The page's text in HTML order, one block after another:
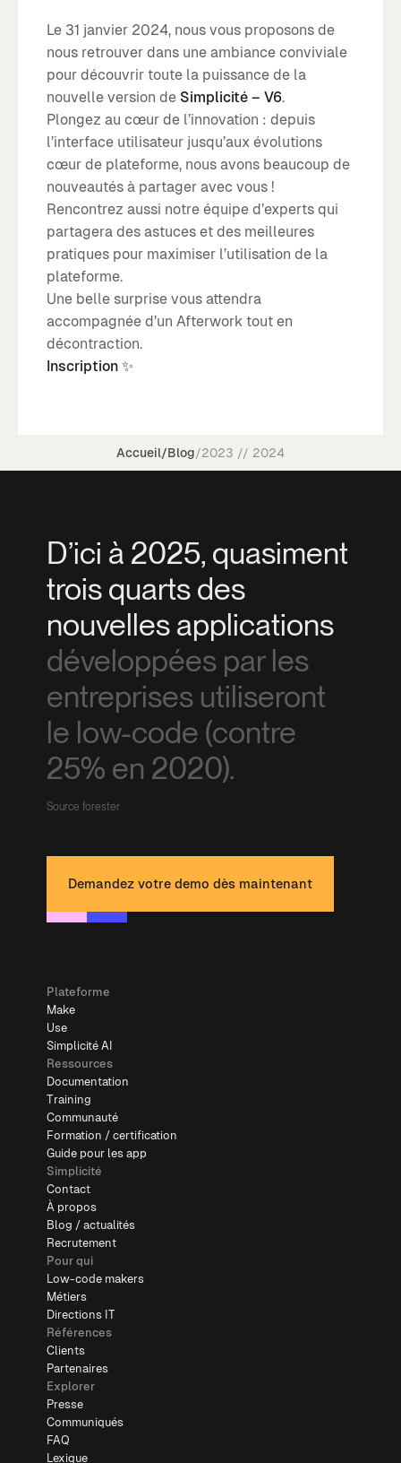
Le 31 janvier 2024, nous vous proposons de
nous retrouver dans une ambiance conviviale
pour découvrir toute la puissance de la
nouvelle version de Simplicité – V6.
Plongez au cœur de l’innovation : depuis
l’interface utilisateur jusqu’aux évolutions
cœur de plateforme, nous avons beaucoup de
nouveautés à partager avec vous !
Rencontrez aussi notre équipe d’experts qui
partagera des astuces et des meilleures
pratiques pour maximiser l’utilisation de la
plateforme.
Une belle surprise vous attendra
accompagnée d’un Afterwork tout en
décontraction.
Inscription ✨
Accueil/Blog/2023 // 2024
D’ici à 2025, quasiment
trois quarts des
nouvelles applications
développées par les
entreprises utiliseront
le low-code (contre
25% en 2020).
Source forester
Demandez votre demo dès maintenant
Plateforme
Make
Use
Simplicité AI
Ressources
Documentation
Training
Communauté
Formation / certification
Guide pour les app
Simplicité
Contact
À propos
Blog / actualités
Recrutement
Pour qui
Low-code makers
Métiers
Directions IT
Références
Clients
Partenaires
Explorer
Presse
Communiqués
FAQ
Lexique